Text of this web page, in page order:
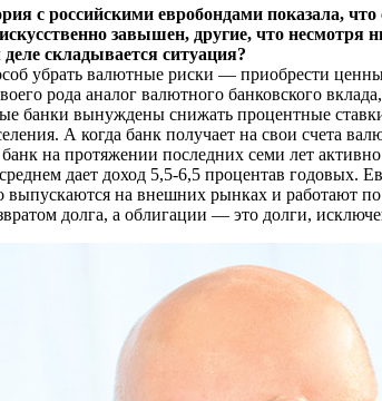
с российскими евробондами показала,
завышен, другие, что несмотря
складывается ситуация?
убрать валютные риски — приобрести
рода аналог валютного банковского
банки вынуждены снижать процентные
А когда банк получает на свои счета
на протяжении последних семи лет
дает доход 5,5-6,5 процентав годовых.
выпускаются на внешних рынках и работают
долга, а облигации — это долги,